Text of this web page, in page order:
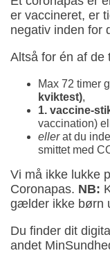
er vaccineret, er
negativ inden for
Altså for én af de
Max 72 timer
kviktest),
1. vaccine-
vaccination)
ellerat du
smittet med
Vi må ikke lukke
Coronapas. NB:
gælder ikke børn
Du finder dit
andet